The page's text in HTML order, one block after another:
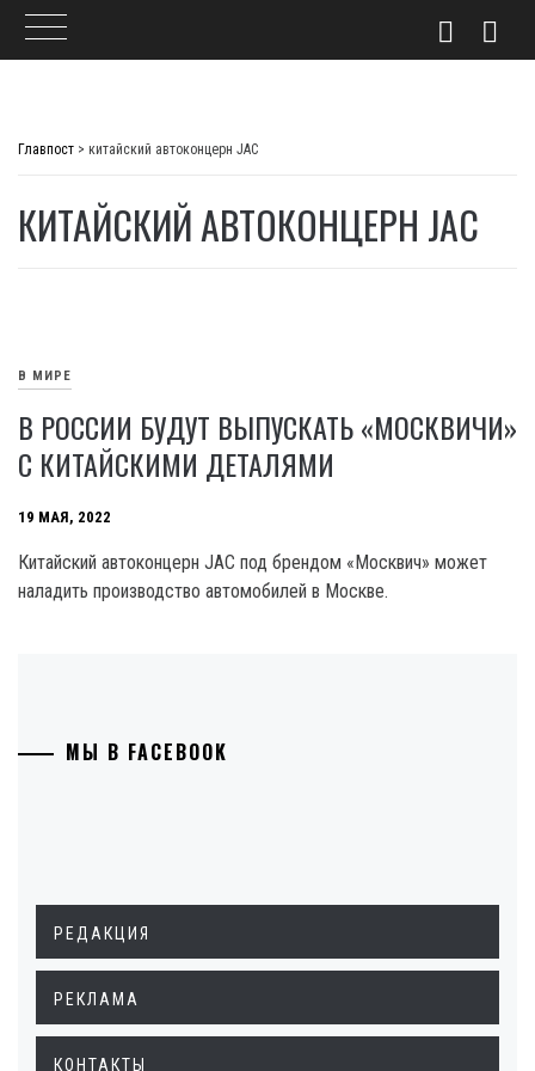
Главпост > китайский автоконцерн JAC
КИТАЙСКИЙ АВТОКОНЦЕРН JAC
В МИРЕ
В РОССИИ БУДУТ ВЫПУСКАТЬ «МОСКВИЧИ»
С КИТАЙСКИМИ ДЕТАЛЯМИ
19 МАЯ, 2022
Китайский автоконцерн JAC под брендом «Москвич» может
наладить производство автомобилей в Москве.
МЫ В FACEBOOK
РЕДАКЦИЯ
РЕКЛАМА
КОНТАКТЫ